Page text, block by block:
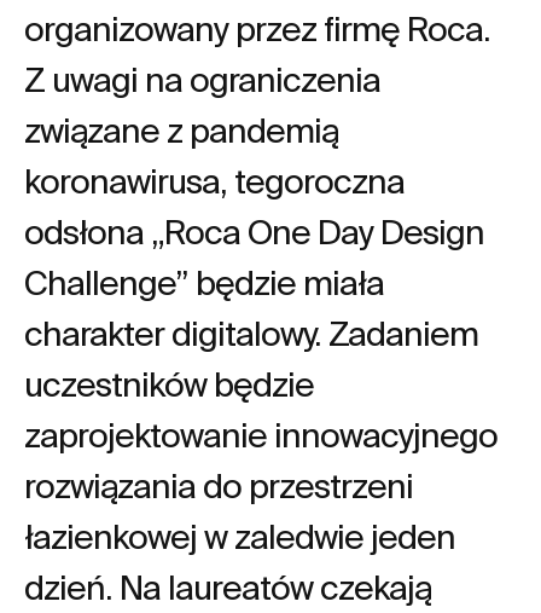
organizowany przez firmę Roca.
Z uwagi na ograniczenia
związane z pandemią
koronawirusa, tegoroczna
odsłona „Roca One Day Design
Challenge” będzie miała
charakter digitalowy. Zadaniem
uczestników będzie
zaprojektowanie innowacyjnego
rozwiązania do przestrzeni
łazienkowej w zaledwie jeden
dzień. Na laureatów czekają